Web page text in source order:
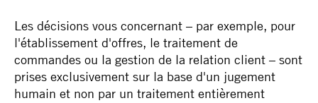
Les décisions vous concernant – par exemple, pour
l'établissement d'offres, le traitement de
commandes ou la gestion de la relation client – ​​sont
prises exclusivement sur la base d'un jugement
humain et non par un traitement entièrement